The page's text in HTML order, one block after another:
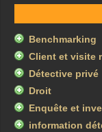
Benchmarking
Client et visite
Détective privé
Droit
Enquête et
information